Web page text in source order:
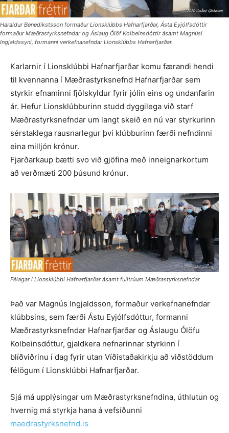
Haraldur Benedikstsson formaður Lionsklúbbs Hafnarfjarðar, Ásta Eyjólfs­dóttir
formaður Mæðrastyrksnefndar og Áslaug Ólöf Kolbeinsdóttir ásamt ­Magnúsi
Ingjaldssyni, formanni verkefnanefndar Lionsklúbbs Hafnarfjarðar.
Karlarnir í Lionsklúbbi Hafnarfjarðar komu færandi hendi
til kvennanna í Mæðrastyrksnefnd Hafnarfjarðar sem
styrkir efnaminni fjölskyldur fyrir jólin eins og undanfarin
ár. Hefur Lionsklúbburinn studd dyggilega við starf
Mæðrastyrksnefndar um langt skeið en nú var styrkurinn
sérstaklega rausnarlegur því klúbburinn færði nefndinni
eina milljón krónur.
Fjarðarkaup bætti svo við gjöfina með inneignarkortum
að verðmæti 200 þúsund krónur.
Félagar í Lionsklúbbi Hafnarfjarðar ásamt fulltrúum Mæðrastyrksnefndar
Það var Magnús Ingjaldsson, formaður verkefnanefndar
klúbbsins, sem færði Ástu Eyjólfsdóttur, formanni
Mæðrastyrksnefndar Hafnarfjarðar og Áslaugu Ólöfu
Kolbeinsdóttur, gjaldkera nefnarinnar styrkinn í
blíðviðrinu í dag fyrir utan Víðistaðakirkju að viðstöddum
félögum í Lionsklúbbi Hafnarfjarðar.
Sjá má upplýsingar um Mæðrastyrksnefndina, úthlutun og
hvernig má styrkja hana á vefsíðunni
maedrastyrksnefnd.is